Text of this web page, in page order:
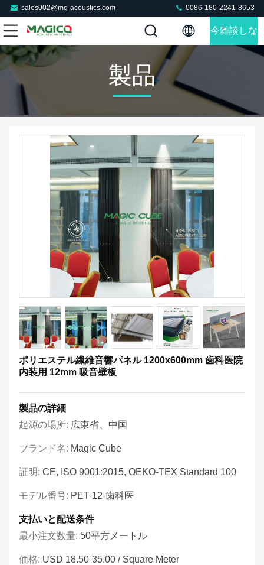
sales002@mq-acoustics.com 0086-180-2241-8653
今雑談しな
製品
ポリエステル繊維音響パネル 1200x600mm 歯科医院
内装用 12mm 吸音壁板
製品の詳細
起源の場所: 広東省、中国
ブランド名: Magic Cube
証明: CE, ISO 9001:2015, OEKO-TEX Standard 100
モデル番号: PET-12-歯科医
支払いと配送条件
最小注文数量: 50平方メートル
価格: USD 18.50-35.00 / Square Meter